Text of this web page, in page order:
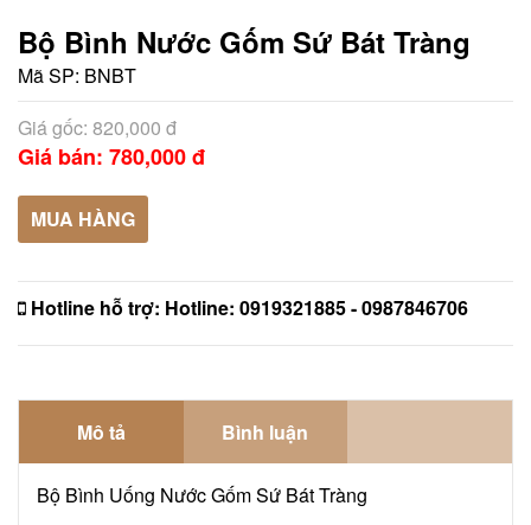
Bộ Bình Nước Gốm Sứ Bát Tràng
Mã SP: BNBT
Giá gốc: 820,000 đ
Giá bán: 780,000 đ
MUA HÀNG
Hotline hỗ trợ: Hotline: 0919321885 - 0987846706
Mô tả Bình luận
Bộ Bình Uống Nước Gốm Sứ Bát Tràng